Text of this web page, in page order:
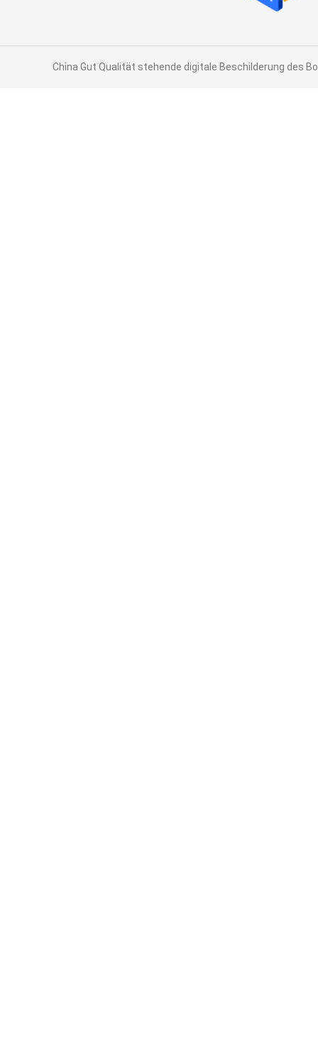
China Gut Qualität stehende digitale Beschilderung des